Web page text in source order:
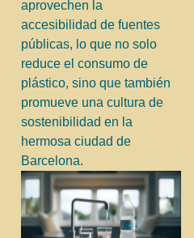
aprovechen la
accesibilidad de fuentes
públicas, lo que no solo
reduce el consumo de
plástico, sino que también
promueve una cultura de
sostenibilidad en la
hermosa ciudad de
Barcelona.